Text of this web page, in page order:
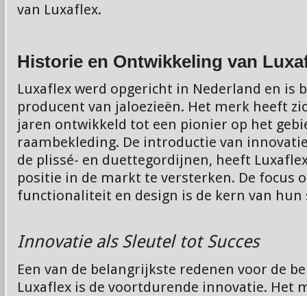
van Luxaflex.
Historie en Ontwikkeling van
Luxaflex werd opgericht in Nederland en is
producent van jaloezieën. Het merk heeft
jaren ontwikkeld tot een pionier op het
raambekleding. De introductie van
de plissé- en duettegordijnen, heeft
positie in de markt te versterken. De focus
functionaliteit en design is de kern van hun
Innovatie als Sleutel tot Succes
Een van de belangrijkste redenen voor de
Luxaflex is de voortdurende innovatie. Het